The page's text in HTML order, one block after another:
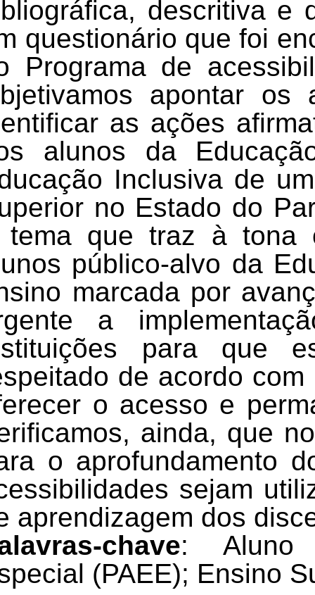
descritiva e
questionário que foi
Programa de
apontar
as ações
alunos da
Inclusiva de
no Estado do
que traz à tona
público-alvo da
marcada por
a
para que
de acordo
o acesso e
ainda, que
o aprofundamento
sejam
aprendizagem dos
chave: Aluno
(PAEE); Ensino